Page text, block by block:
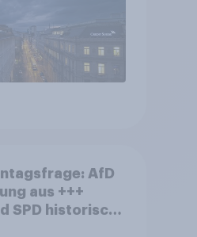
AfD
aus +++
SPD historisch